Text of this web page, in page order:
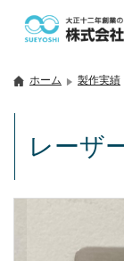
ホーム 製作実績
レーザ